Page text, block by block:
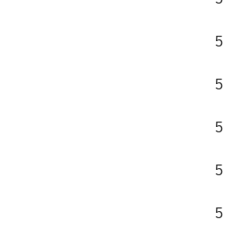
5
5
5
5
5